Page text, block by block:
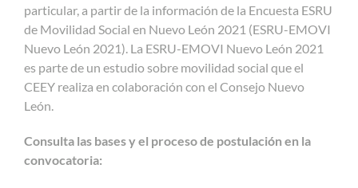
particular, a partir de la información de la Encuesta ESRU
de Movilidad Social en Nuevo León 2021 (ESRU-EMOVI
Nuevo León 2021). La ESRU-EMOVI Nuevo León 2021
es parte de un estudio sobre movilidad social que el
CEEY realiza en colaboración con el Consejo Nuevo
León.
Consulta las bases y el proceso de postulación en la
convocatoria: